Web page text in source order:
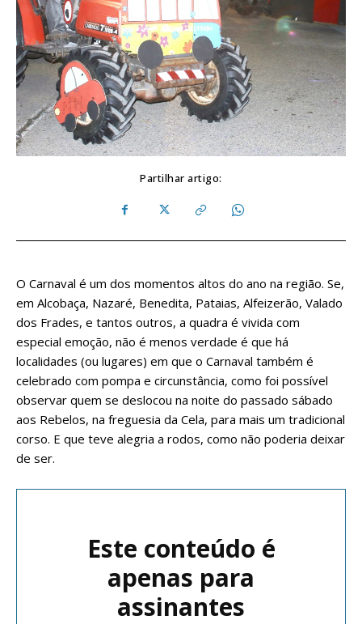
Partilhar artigo:
O Carnaval é um dos momentos altos do ano na região. Se,
em Alcobaça, Nazaré, Benedita, Pataias, Alfeizerão, Valado
dos Frades, e tantos outros, a quadra é vivida com
especial emoção, não é menos verdade é que há
localidades (ou lugares) em que o Carnaval também é
celebrado com pompa e circunstância, como foi possível
observar quem se deslocou na noite do passado sábado
aos Rebelos, na freguesia da Cela, para mais um tradicional
corso. E que teve alegria a rodos, como não poderia deixar
de ser.
Este conteúdo é
apenas para
assinantes